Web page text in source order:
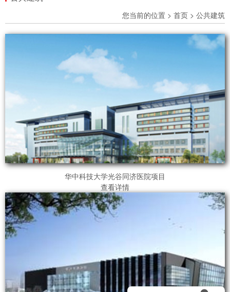
您当前的位置 > 首页 > 公共建筑
华中科技大学光谷同济医院项目
查看详情